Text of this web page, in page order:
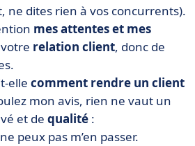
pour satisfaire un client
en résumé
ne dites rien à vos concurrents).
mes attentes et mes
relation client, donc de
elle comment rendre un client
mon avis, rien ne vaut un
et de qualité :
peux pas m’en passer.